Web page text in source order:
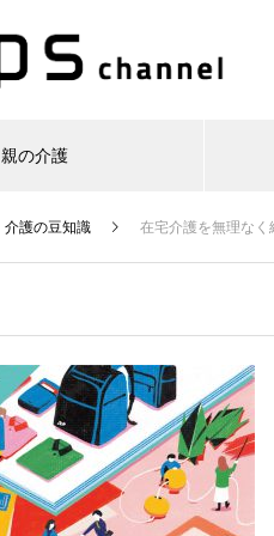
親の介護
介護の豆知識 在宅介護を無理な